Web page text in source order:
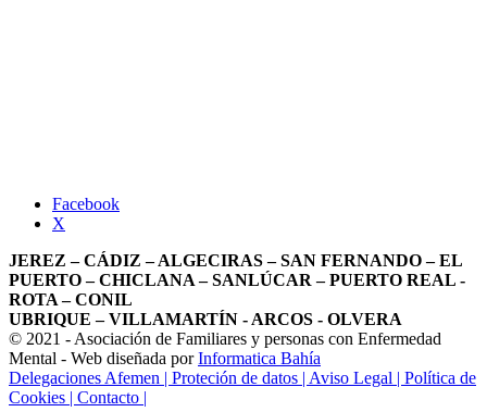
Facebook
X
JEREZ – CÁDIZ – ALGECIRAS – SAN FERNANDO – EL
PUERTO – CHICLANA – SANLÚCAR – PUERTO REAL -
ROTA – CONIL
UBRIQUE – VILLAMARTÍN - ARCOS - OLVERA
© 2021 - Asociación de Familiares y personas con Enfermedad
Mental - Web diseñada porInformatica Bahía
Delegaciones Afemen | Proteción de datos | Aviso Legal | Política de
Cookies | Contacto |